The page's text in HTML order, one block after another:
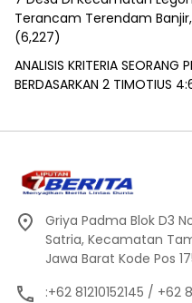
Terancam Terendam
(6,227)
ANALISIS KRITERIA SEORANG
BERDASARKAN 2 TIMOTIUS
Griya Padma Blok D3
Satria, Kecamatan
Jawa Barat Kode Pos
:+62 81210152145 / +62